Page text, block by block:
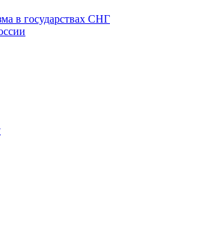
в государствах СНГ